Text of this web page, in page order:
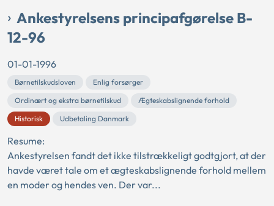
Ankestyrelsens principafgørelse B-
12-96
01-01-1996
Børnetilskudsloven
Enlig forsørger
Ordinært og ekstra børnetilskud
Ægteskabslignende forhold
Historisk
Udbetaling Danmark
Resume:
Ankestyrelsen fandt det ikke tilstrækkeligt godtgjort, at der
havde været tale om et ægteskabslignende forhold mellem
en moder og hendes ven. Der var...